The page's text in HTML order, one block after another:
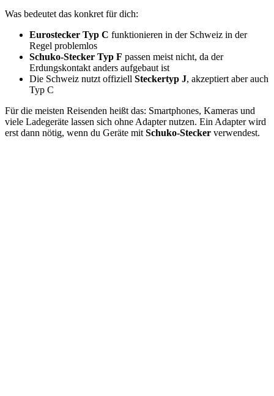
Was bedeutet das konkret für dich:
Eurostecker Typ C funktionieren in der Schweiz in der
Regel problemlos
Schuko-Stecker Typ F passen meist nicht, da der
Erdungskontakt anders aufgebaut ist
Die Schweiz nutzt offiziell Steckertyp J, akzeptiert aber auch
Typ C
Für die meisten Reisenden heißt das: Smartphones, Kameras und
viele Ladegeräte lassen sich ohne Adapter nutzen. Ein Adapter wird
erst dann nötig, wenn du Geräte mitSchuko-Stecker verwendest.